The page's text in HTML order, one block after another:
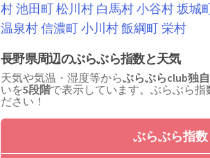
村池田町松川村 白馬村小谷村坂城
温泉村信濃町小川村飯綱町栄村
長野県周辺のぶらぶら指数と天気
天気や気温・湿度等からぶらぶらclub独
いを5段階で表示しています。ぶらぶら
ださい！
ぶらぶら指